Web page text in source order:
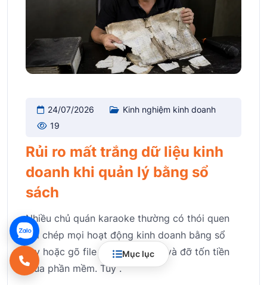
Mục lục
24/07/2026
Kinh nghiệm kinh doanh
19
Rủi ro mất trắng dữ liệu kinh
doanh khi quản lý bằng sổ
sách
Nhiều chủ quán karaoke thường có thói quen
ghi chép mọi hoạt động kinh doanh bằng sổ
tay hoặc gõ file Excel cho tiện và đỡ tốn tiền
mua phần mềm. Tuy .